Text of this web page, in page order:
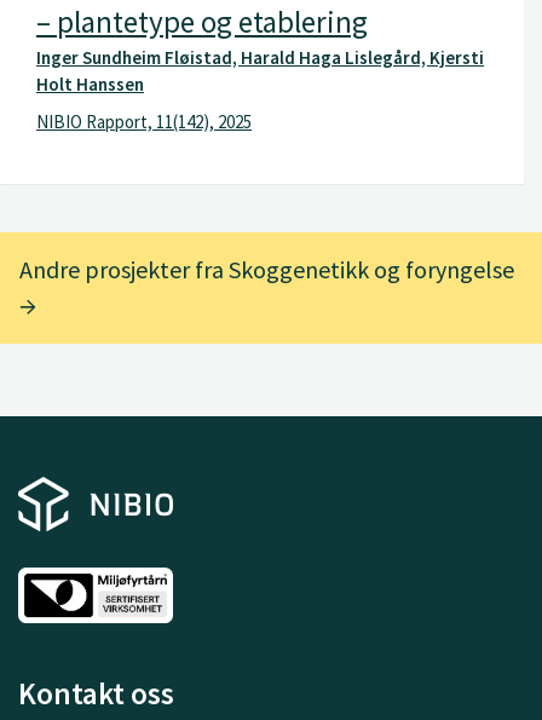
– plantetype og etablering
Inger Sundheim Fløistad, Harald Haga Lislegård, Kjersti
Holt Hanssen
NIBIO Rapport, 11(142), 2025
Andre prosjekter fra Skoggenetikk og foryngelse
Kontakt oss